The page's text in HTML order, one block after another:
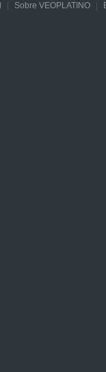
Sobre VEOPLATINO